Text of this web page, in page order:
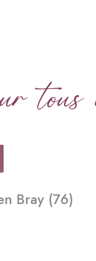
tous
Bray (76)